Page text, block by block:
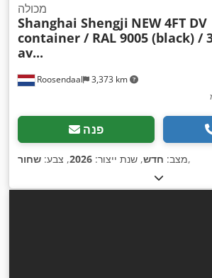
Roosendaal 3,373 km
מכולה
Shanghai Shengji NEW 4FT DV
container / RAL 9005 (black) /
av...
פנה
מצב: חדש, שנת ייצור: 2026, צבע: שחור ,